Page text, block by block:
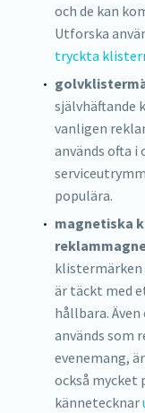
och de kan
Utforska
tryckta
självhäftande
vanligen
används ofta
populära.
magnetiska
klistermärken
är täckt med
hållbara.
används som
evenemang, är
också mycket
kännetecknar